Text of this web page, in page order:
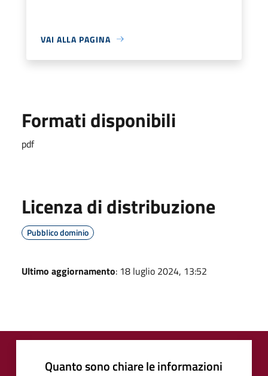
VAI ALLA PAGINA
Formati disponibili
pdf
Licenza di distribuzione
Pubblico dominio
Ultimo aggiornamento: 18 luglio 2024, 13:52
Quanto sono chiare le informazioni